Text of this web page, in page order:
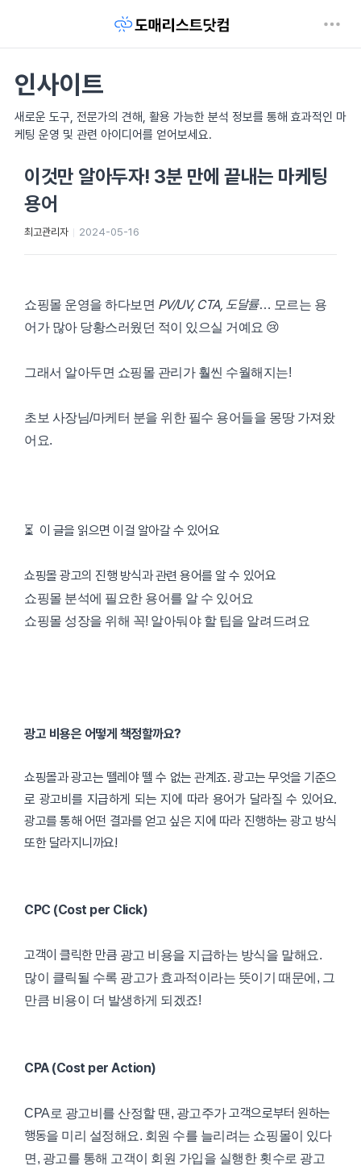
인사이트
새로운 도구, 전문가의 견해, 활용 가능한 분석 정보를 통해 효과적인 마
케팅 운영 및 관련 아이디어를 얻어보세요.
이것만 알아두자! 3분 만에 끝내는 마케팅
용어
최고관리자 2024-05-16
쇼핑몰 운영을 하다보면 PV/UV, CTA, 도달률… 모르는 용
어가 많아 당황스러웠던 적이 있으실 거예요 😢
그래서 알아두면 쇼핑몰 관리가 훨씬 수월해지는!
초보 사장님/마케터 분을 위한 필수 용어들을 몽땅 가져왔
어요.
⏳ 이 글을 읽으면 이걸 알아갈 수 있어요
쇼핑몰 광고의 진행 방식과 관련 용어를 알 수 있어요
쇼핑몰 분석에 필요한 용어를 알 수 있어요
쇼핑몰 성장을 위해 꼭! 알아둬야 할 팁을 알려드려요
광고 비용은 어떻게 책정할까요?
쇼핑몰과 광고는 뗄레야 뗄 수 없는 관계죠. 광고는 무엇을 기준으
로 광고비를 지급하게 되는 지에 따라 용어가 달라질 수 있어요.
광고를 통해 어떤 결과를 얻고 싶은 지에 따라 진행하는 광고 방식
또한 달라지니까요!
CPC (Cost per Click)
고객이 클릭한 만큼 광고 비용을 지급하는 방식을 말해요.
많이 클릭될 수록 광고가 효과적이라는 뜻이기 때문에, 그
만큼 비용이 더 발생하게 되겠죠!
CPA (Cost per Action)
CPA로 광고비를 산정할 땐, 광고주가고객으로부터 원하는
행동을 미리 설정해요. 회원 수를 늘리려는 쇼핑몰이 있다
면, 광고를 통해 고객이 회원 가입을 실행한 횟수로 광고